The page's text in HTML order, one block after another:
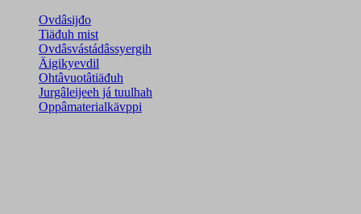
Ovdâsijđo
Tiäđuh mist
Ovdâsvástádâssyergih
Äigikyevdil
Ohtâvuotâtiäđuh
Jurgâleijeeh já tuulhah
Oppâmaterialkävppi